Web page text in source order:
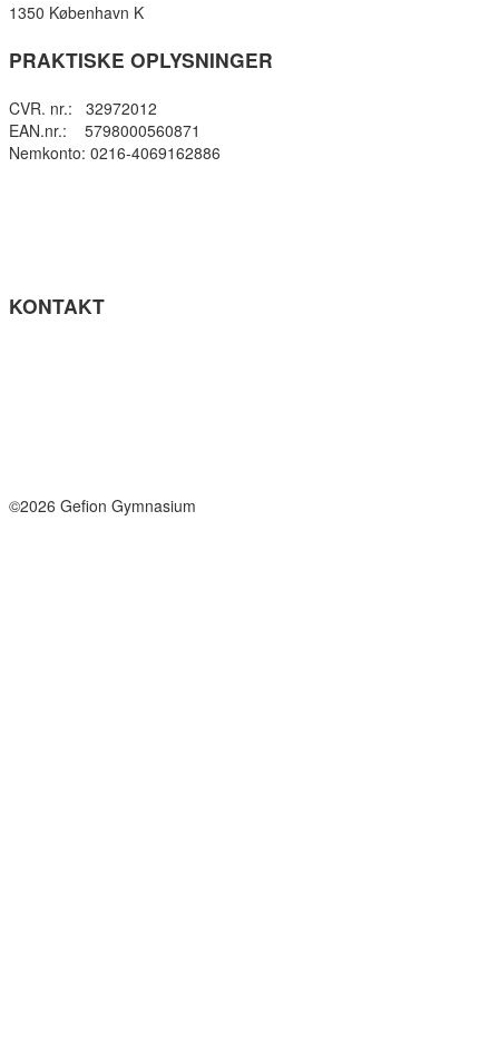
1350 København K
PRAKTISKE OPLYSNINGER
CVR. nr.: 32972012
EAN.nr.: 5798000560871
Nemkonto: 0216-4069162886
KONTAKT
©2026 Gefion Gymnasium